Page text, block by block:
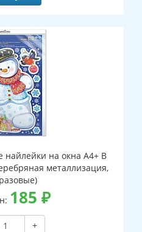
найлейки на окна А4+ В
металлизация,
185 ₽
+